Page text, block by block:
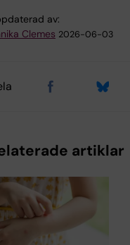
av:
Clemes 2026-06-03
artiklar